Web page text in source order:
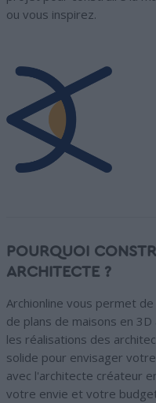
ou vous inspirez.
POURQUOI
ARCHITECTE ?
Archionline vous permet
de plans de maisons en
les réalisations des
solide pour envisager
avec l'architecte créateur
votre envie et votre